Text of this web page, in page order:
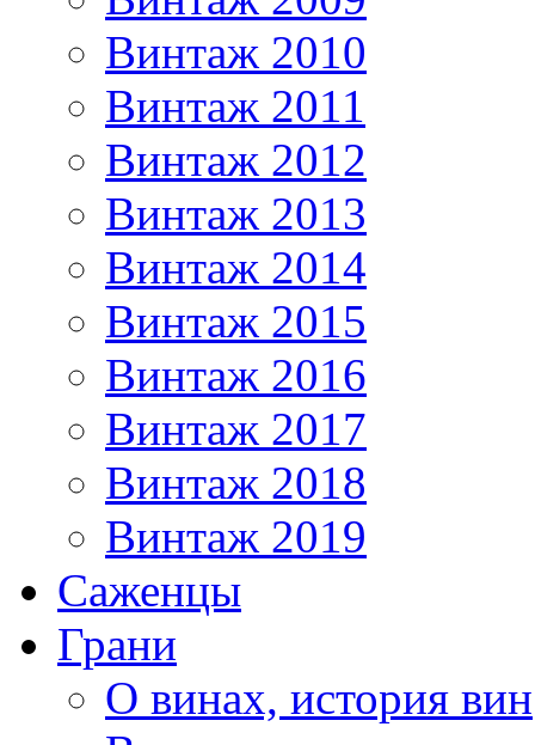
Винтаж 2010
Винтаж 2011
Винтаж 2012
Винтаж 2013
Винтаж 2014
Винтаж 2015
Винтаж 2016
Винтаж 2017
Винтаж 2018
Винтаж 2019
Саженцы
Грани
О винах, история вин